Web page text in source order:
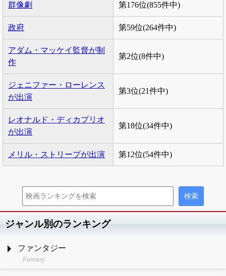
群像劇 第176位(855件中)
政府 第59位(264件中)
アダム・マッケイ監督が制
作
第2位(8件中)
ジェニファー・ローレンス
が出演
第3位(21件中)
レオナルド・ディカプリオ
が出演
第18位(34件中)
メリル・ストリープが出演 第12位(54件中)
ジャンル別のランキング
ファンタジー
Fantasy